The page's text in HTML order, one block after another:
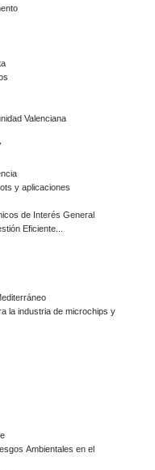
Valenciana
y aplicaciones
de Interés General
Eficiente...
la industria de microchips y
Ambientales en el